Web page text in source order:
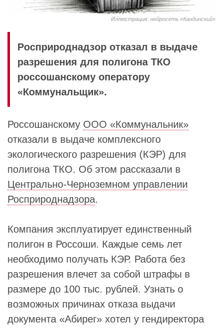
Иллюстрация: нейросеть «Кандинский»
Росприроднадзор отказал в выдаче
разрешения для полигона ТКО
россошанскому оператору
«Коммунальщик».
Россошанскому ООО «Коммунальник»
отказали в выдаче комплексного
экологического разрешения (КЭР) для
полигона ТКО. Об этом рассказали в
Центрально-Черноземном управлении
Росприроднадзора.
Компания эксплуатирует единственный
полигон в Россоши. Каждые семь лет
необходимо получать КЭР. Работа без
разрешения влечет за собой штрафы в
размере до 100 тыс. рублей. Узнать о
возможных причинах отказа выдачи
документа «Абирег» хотел у гендиректора